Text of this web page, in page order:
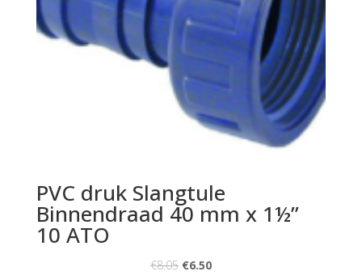
PVC druk Slangtule
Binnendraad 40 mm x 1½”
10 ATO
€8.05 €6.50